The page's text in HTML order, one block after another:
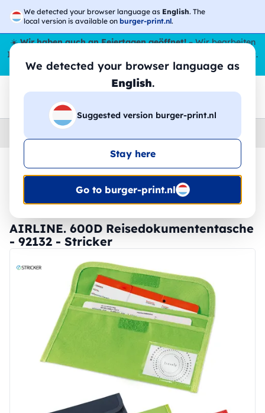
We detected your browser language as English. The
local version is available on burger-print.nl.
We detected your browser language as
English.
Suggested version burger-print.nl
Stay here
Go to burger-print.nl
☀️Wir haben auch an Feiertagen geöffnet!– Wir bearbeiten
Ihre Bestellungen den ganzen Sommer über,
sogar im August.
😎🌴
Home
🔥 -30 % DTF-Druck
AIRLINE. 600D Reisedokumententasche
- 92132 - Stricker